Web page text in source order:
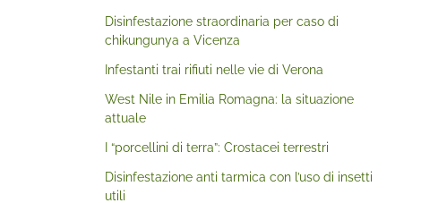
Disinfestazione straordinaria per caso di
chikungunya a Vicenza
Infestanti trai rifiuti nelle vie di Verona
West Nile in Emilia Romagna: la situazione
attuale
I “porcellini di terra”: Crostacei terrestri
Disinfestazione anti tarmica con l’uso di insetti
utili